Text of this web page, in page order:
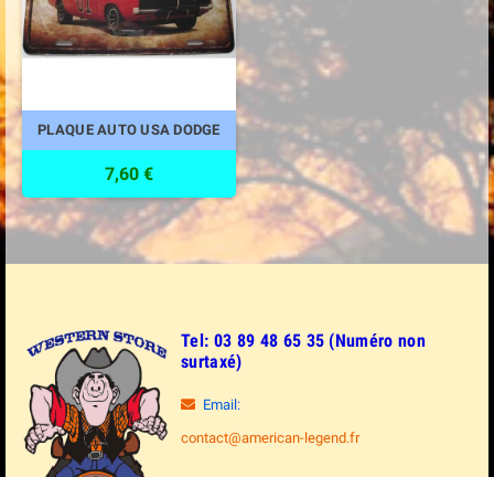
PLAQUE AUTO USA DODGE
7,60 €
Tel: 03 89 48 65 35 (Numéro non
surtaxé)
Email:
contact@american-legend.fr